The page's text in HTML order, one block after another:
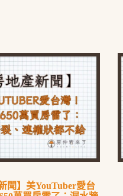
聞】美YouTuber愛台